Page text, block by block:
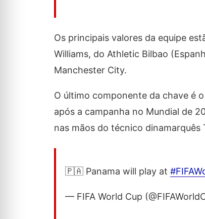
Os principais valores da equipe
Williams, do Athletic Bilbao
Manchester City.
O último componente da chave é
após a campanha no Mundial de
nas mãos do técnico dinamarquês
🇵🇦 Panama will play at
— FIFA World Cup